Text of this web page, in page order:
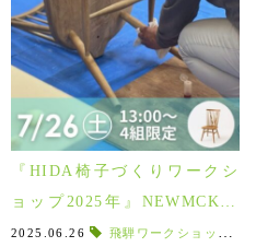
『HIDA椅子づくりワークシ
ョップ2025年』NEWMCKIN
LEY/ニューマッキンレイを作
2025.06.26 飛騨ワークショップ